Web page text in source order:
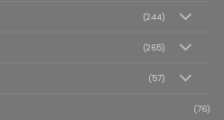
(244)
(265)
(57)
(76)